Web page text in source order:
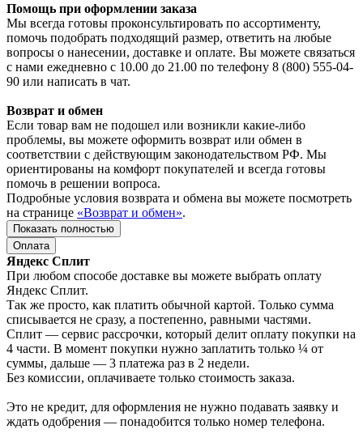
Помощь при оформлении заказа
Мы всегда готовы проконсультировать по ассортименту,
помочь подобрать подходящий размер, ответить на любые
вопросы о нанесении, доставке и оплате. Вы можете связаться
с нами ежедневно с 10.00 до 21.00 по телефону 8 (800) 555-04-
90 или написать в чат.
Возврат и обмен
Если товар вам не подошел или возникли какие-либо
проблемы, вы можете оформить возврат или обмен в
соответствии с действующим законодательством РФ. Мы
ориентированы на комфорт покупателей и всегда готовы
помочь в решении вопроса.
Подробные условия возврата и обмена вы можете посмотреть
на странице «Возврат и обмен».
Показать полностью
Оплата
Яндекс Сплит
При любом способе доставке вы можете выбрать оплату
Яндекс Сплит.
Так же просто, как платить обычной картой. Только сумма
списывается не сразу, а постепенно, равными частями.
Сплит — сервис рассрочки, который делит оплату покупки на
4 части. В момент покупки нужно заплатить только ¼ от
суммы, дальше — 3 платежа раз в 2 недели.
Без комиссии, оплачиваете только стоимость заказа.
Это не кредит, для оформления не нужно подавать заявку и
ждать одобрения — понадобится только номер телефона.